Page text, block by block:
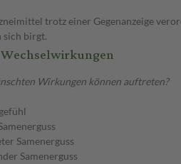
trotz einer Gegenanzeige
sich birgt.
Wirkungen können auftreten?
Samenerguss
Samenerguss